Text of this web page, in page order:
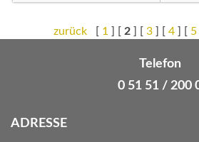
zurück [ 1 ] [ 2 ] [ 3 ] [ 4 ] [ 5
Telefon
0 51 51 / 200
ADRESSE